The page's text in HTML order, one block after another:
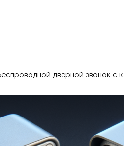
дверной звонок с